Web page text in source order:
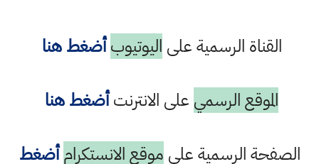
القناة الرسمية على اليوتيوب أضغط هنا
الموقع الرسمي على الانترنتأضغط هنا
الصفحة الرسمية على موقع الانستكرام أضغط